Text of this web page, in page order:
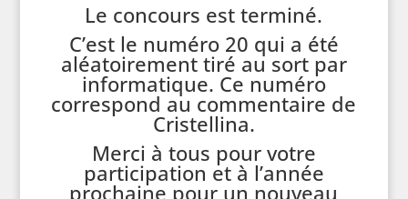
Le concours est terminé.
C’est le numéro 20 qui a été
aléatoirement tiré au sort par
informatique. Ce numéro
correspond au commentaire de
Cristellina.
Merci à tous pour votre
participation et à l’année
prochaine pour un nouveau